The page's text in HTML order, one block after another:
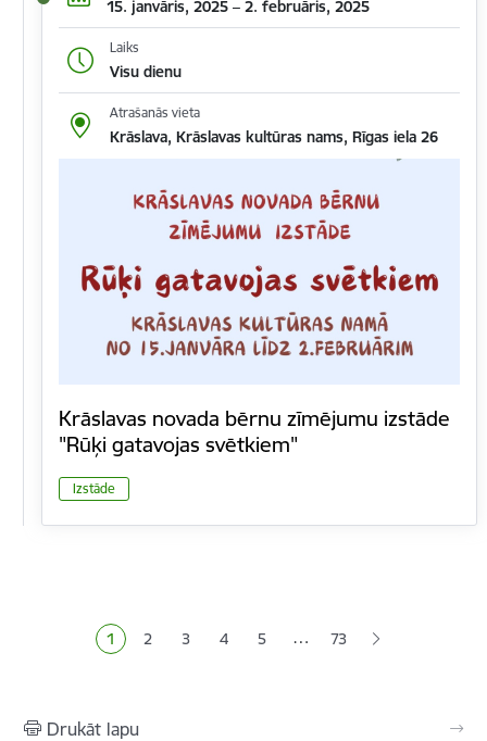
15. janvāris, 2025 – 2. februāris, 2025
Laiks
Visu dienu
Atrašanās vieta
Krāslava, Krāslavas kultūras nams, Rīgas iela 26
Krāslavas novada bērnu zīmējumu izstāde
"Rūķi gatavojas svētkiem"
Izstāde
Pašreizējā lapa
1 Lapa
2 Lapa
3 Lapa
4 Lapa
5 … 73
Drukāt lapu